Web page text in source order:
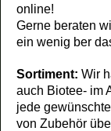
online!
Gerne beraten
ein wenig ber
Sortiment: Wir
auch Biotee- im
jede
von Zubehör